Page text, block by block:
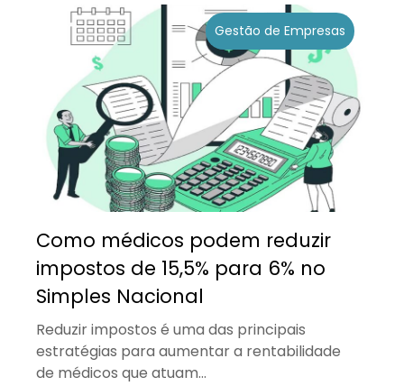
Gestão de Empresas
Como médicos podem reduzir
impostos de 15,5% para 6% no
Simples Nacional
Reduzir impostos é uma das principais
estratégias para aumentar a rentabilidade
de médicos que atuam...